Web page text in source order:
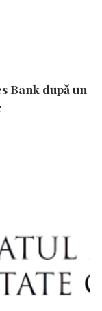
Bank după un